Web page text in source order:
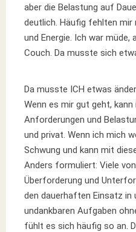
aber die Belastung auf
deutlich. Häufig fehlten mir
und Energie. Ich war
Couch. Da musste sich
Da musste ICH etwas
Wenn es mir gut geht,
Anforderungen und
und privat. Wenn ich mich
Schwung und kann mit
Anders formuliert: Viele
Überforderung und
den dauerhaften Einsatz
undankbaren Aufgaben
fühlt es sich häufig so an.